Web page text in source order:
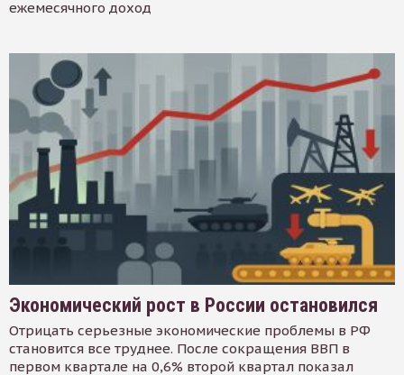
ежемесячного доход
Экономический рост в России остановился
Отрицать серьезные экономические проблемы в РФ
становится все труднее. После сокращения ВВП в
первом квартале на 0,6% второй квартал показал